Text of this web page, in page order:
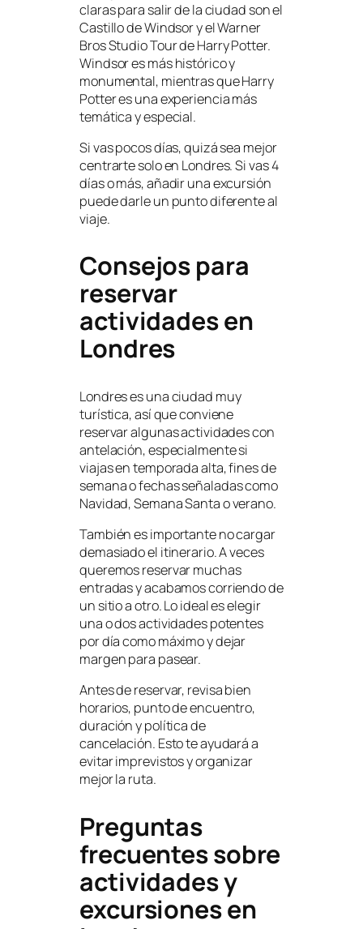
claras para salir de la ciudad son el
Castillo de Windsor y el Warner
Bros Studio Tour de Harry Potter.
Windsor es más histórico y
monumental, mientras que Harry
Potter es una experiencia más
temática y especial.
Si vas pocos días, quizá sea mejor
centrarte solo en Londres. Si vas 4
días o más, añadir una excursión
puede darle un punto diferente al
viaje.
Consejos para
reservar
actividades en
Londres
Londres es una ciudad muy
turística, así que conviene
reservar algunas actividades con
antelación, especialmente si
viajas en temporada alta, fines de
semana o fechas señaladas como
Navidad, Semana Santa o verano.
También es importante no cargar
demasiado el itinerario. A veces
queremos reservar muchas
entradas y acabamos corriendo de
un sitio a otro. Lo ideal es elegir
una o dos actividades potentes
por día como máximo y dejar
margen para pasear.
Antes de reservar, revisa bien
horarios, punto de encuentro,
duración y política de
cancelación. Esto te ayudará a
evitar imprevistos y organizar
mejor la ruta.
Preguntas
frecuentes sobre
actividades y
excursiones en